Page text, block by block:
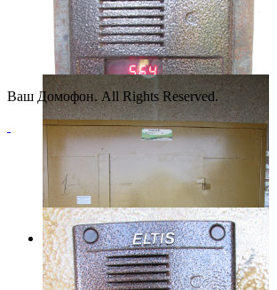
Ваш Домофон. All Rights Reserved.